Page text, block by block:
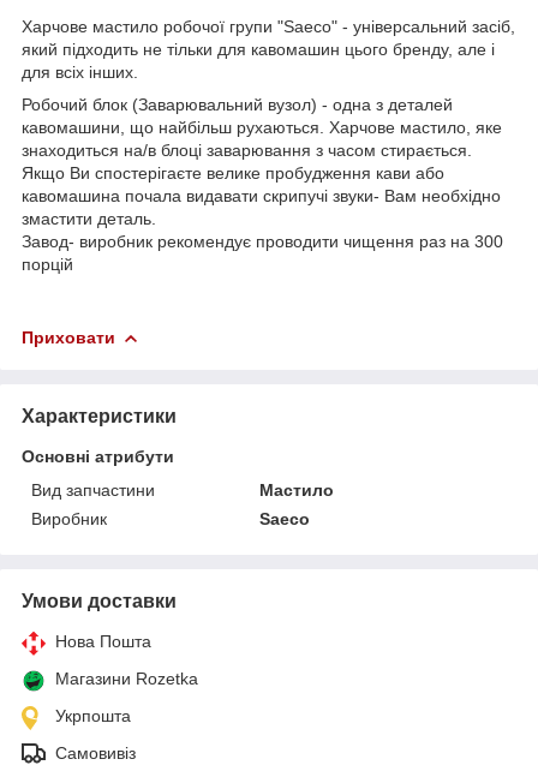
Харчове мастило робочої групи "Saeco" - універсальний засіб,
який підходить не тільки для кавомашин цього бренду, але і
для всіх інших.
Робочий блок (Заварювальний вузол) - одна з деталей
кавомашини, що найбільш рухаються. Харчове мастило, яке
знаходиться на/в блоці заварювання з часом стирається.
Якщо Ви спостерігаєте велике пробудження кави або
кавомашина почала видавати скрипучі звуки- Вам необхідно
змастити деталь.
​​Завод- виробник рекомендує проводити чищення раз на 300
порцій
Приховати
Характеристики
Основні атрибути
Вид запчастини
Мастило
Виробник
Saeco
Умови доставки
Нова Пошта
Магазини Rozetka
Укрпошта
Самовивіз